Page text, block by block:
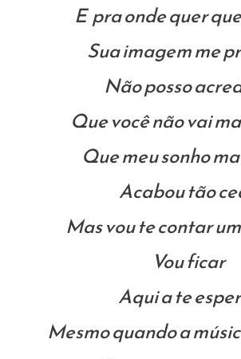
E pra onde quer
Sua imagem me
Não posso
Que você não vai
Que meu sonho
Acabou tão
Mas vou te contar
Vou ficar
Aqui a te
Mesmo quando a